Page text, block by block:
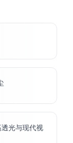
光与现代视